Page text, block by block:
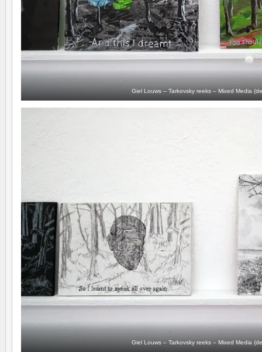
Giel Louws – Tarkovsky reeks – Mixed Media
Giel Louws – Tarkovsky reeks – Mixed Media